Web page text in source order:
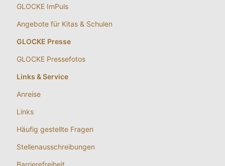
GLOCKE ImPuls
Angebote für Kitas & Schulen
GLOCKE Presse
GLOCKE Pressefotos
Links & Service
Anreise
Links
Häufig gestellte Fragen
Stellenausschreibungen
Barrierefreiheit